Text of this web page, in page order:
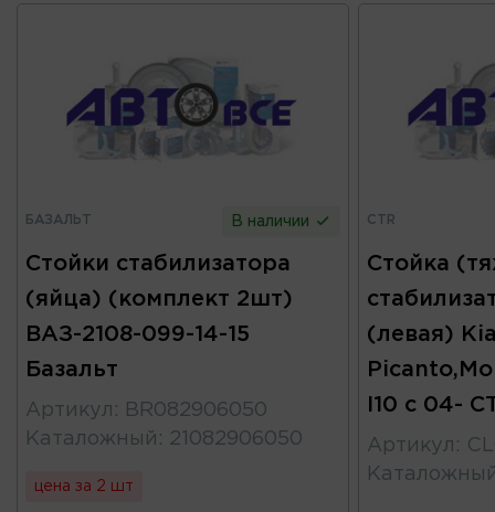
БАЗАЛЬТ В наличии
Стойки стабилизатора
(яйца) (комплект 2шт)
ВАЗ-2108-099-14-15
Базальт
Артикул :
BR082906050
Каталожный : 21082906050
цена за 2 шт
CTR
Стойка
(левая)
I10 с 04-
Артикул :